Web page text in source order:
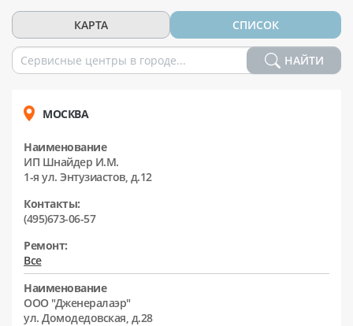
КАРТА СПИСОК
НАЙТИ
МОСКВА
Наименование
ИП Шнайдер И.М.
1-я ул. Энтузиастов, д.12
Контакты:
(495)673-06-57
Ремонт:
Все
Наименование
ООО "Дженералаэр"
ул. Домодедовская, д.28